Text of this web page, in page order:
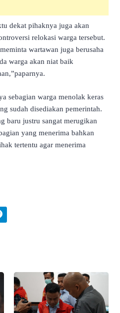
dekat pihaknya juga akan
relokasi warga tersebut.
wartawan juga berusaha
warga akan niat baik
sebagian warga menolak keras
sudah disediakan pemerintah.
baru justru sangat merugikan
yang menerima bahkan
tertentu agar menerima